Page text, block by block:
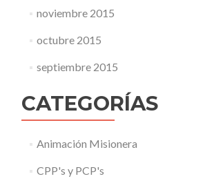
noviembre 2015
octubre 2015
septiembre 2015
CATEGORÍAS
Animación Misionera
CPP's y PCP's